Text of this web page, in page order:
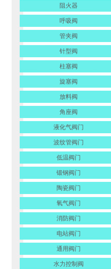
阻火器
呼吸阀
管夹阀
针型阀
柱塞阀
旋塞阀
放料阀
角座阀
液化气阀门
波纹管阀门
低温阀门
锻钢阀门
陶瓷阀门
氧气阀门
消防阀门
电站阀门
通用阀门
水力控制阀